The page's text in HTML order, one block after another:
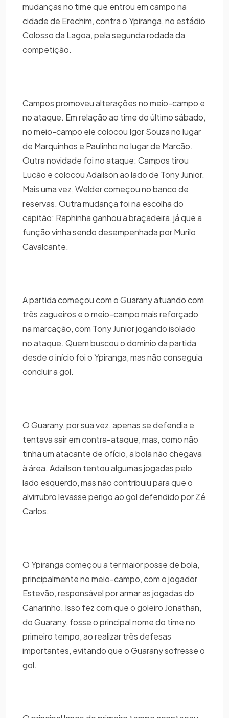
mudanças no time que entrou em campo na
cidade de Erechim, contra o Ypiranga, no estádio
Colosso da Lagoa, pela segunda rodada da
competição.
Campos promoveu alterações no meio-campo e
no ataque. Em relação ao time do último sábado,
no meio-campo ele colocou Igor Souza no lugar
de Marquinhos e Paulinho no lugar de Marcão.
Outra novidade foi no ataque: Campos tirou
Lucão e colocou Adailson ao lado de Tony Junior.
Mais uma vez, Welder começou no banco de
reservas. Outra mudança foi na escolha do
capitão: Raphinha ganhou a braçadeira, já que a
função vinha sendo desempenhada por Murilo
Cavalcante.
A partida começou com o Guarany atuando com
três zagueiros e o meio-campo mais reforçado
na marcação, com Tony Junior jogando isolado
no ataque. Quem buscou o domínio da partida
desde o início foi o Ypiranga, mas não conseguia
concluir a gol.
O Guarany, por sua vez, apenas se defendia e
tentava sair em contra-ataque, mas, como não
tinha um atacante de ofício, a bola não chegava
à área. Adailson tentou algumas jogadas pelo
lado esquerdo, mas não contribuiu para que o
alvirrubro levasse perigo ao gol defendido por Zé
Carlos.
O Ypiranga começou a ter maior posse de bola,
principalmente no meio-campo, com o jogador
Estevão, responsável por armar as jogadas do
Canarinho. Isso fez com que o goleiro Jonathan,
do Guarany, fosse o principal nome do time no
primeiro tempo, ao realizar três defesas
importantes, evitando que o Guarany sofresse o
gol.